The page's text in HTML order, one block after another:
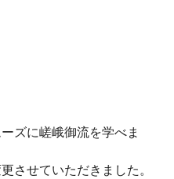
ズに嵯峨御流を学べま
させていただきました。